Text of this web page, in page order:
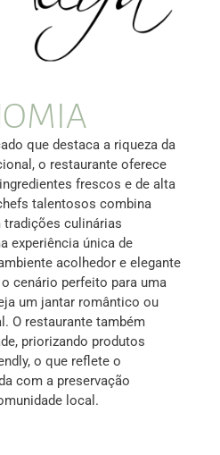
que destaca a riqueza da
o restaurante oferece
frescos e de alta
talentosos combina
culinárias
experiência única de
acolhedor e elegante
cenário perfeito para uma
um jantar romântico ou
O restaurante também
priorizando produtos
o que reflete o
com a preservação
local.